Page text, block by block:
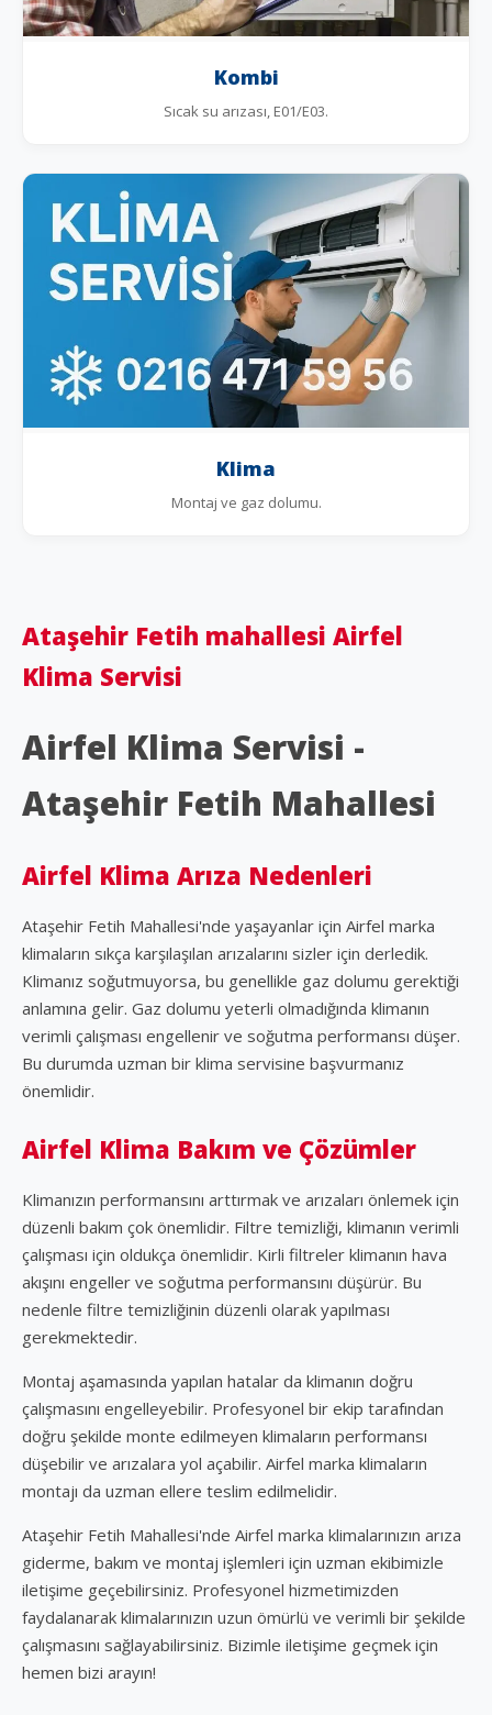
Kombi
Sıcak su arızası, E01/E03.
Klima
Montaj ve gaz dolumu.
Ataşehir Fetih mahallesi Airfel
Klima Servisi
Airfel Klima Servisi -
Ataşehir Fetih Mahallesi
Airfel Klima Arıza Nedenleri
Ataşehir Fetih Mahallesi'nde yaşayanlar için Airfel marka
klimaların sıkça karşılaşılan arızalarını sizler için derledik.
Klimanız soğutmuyorsa, bu genellikle gaz dolumu gerektiği
anlamına gelir. Gaz dolumu yeterli olmadığında klimanın
verimli çalışması engellenir ve soğutma performansı düşer.
Bu durumda uzman bir klima servisine başvurmanız
önemlidir.
Airfel Klima Bakım ve Çözümler
Klimanızın performansını arttırmak ve arızaları önlemek için
düzenli bakım çok önemlidir. Filtre temizliği, klimanın verimli
çalışması için oldukça önemlidir. Kirli filtreler klimanın hava
akışını engeller ve soğutma performansını düşürür. Bu
nedenle filtre temizliğinin düzenli olarak yapılması
gerekmektedir.
Montaj aşamasında yapılan hatalar da klimanın doğru
çalışmasını engelleyebilir. Profesyonel bir ekip tarafından
doğru şekilde monte edilmeyen klimaların performansı
düşebilir ve arızalara yol açabilir. Airfel marka klimaların
montajı da uzman ellere teslim edilmelidir.
Ataşehir Fetih Mahallesi'nde Airfel marka klimalarınızın arıza
giderme, bakım ve montaj işlemleri için uzman ekibimizle
iletişime geçebilirsiniz. Profesyonel hizmetimizden
faydalanarak klimalarınızın uzun ömürlü ve verimli bir şekilde
çalışmasını sağlayabilirsiniz. Bizimle iletişime geçmek için
hemen bizi arayın!